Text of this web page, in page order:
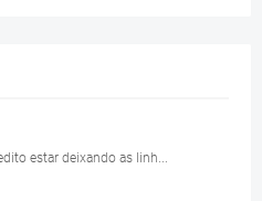
estar deixando as linh...